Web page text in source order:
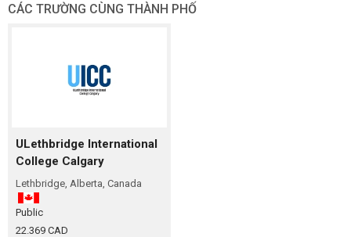
CÁC TRƯỜNG CÙNG THÀNH PHỐ
ULethbridge International
College Calgary
Lethbridge, Alberta, Canada
Public
22.369 CAD